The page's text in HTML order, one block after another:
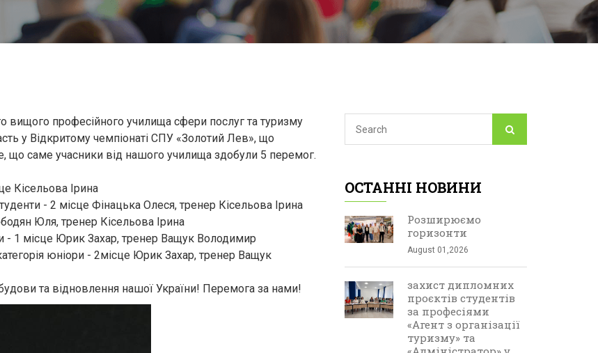
вищого професійного училища сфери послуг та туризму
у Відкритому чемпіонаті СПУ «Золотий Лев», що
що саме учасники від нашого училища здобули 5 перемог.
Кісельова Ірина
- 2 місце Фінацька Олеся, тренер Кісельова Ірина
Юля, тренер Кісельова Ірина
- 1 місце Юрик Захар, тренер Ващук Володимир
юніори - 2місце Юрик Захар, тренер Ващук
та відновлення нашої України! Перемога за нами!
ОСТАННІ НОВИНИ
Розширюємо
горизонти
August 01,2026
захист дипломних
проєктів студентів
за професіями
«Агент з організації
туризму» та